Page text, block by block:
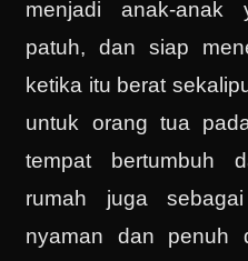
menjadi anak-anak
patuh, dan siap
ketika itu berat
untuk orang tua
tempat bertumbuh
rumah juga
nyaman dan penuh